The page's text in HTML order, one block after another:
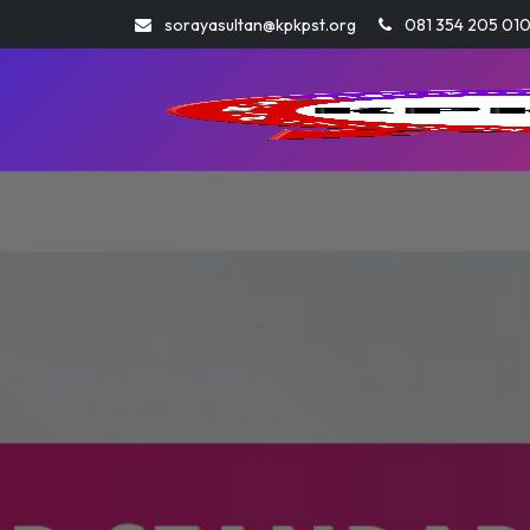
sorayasultan@kpkpst.org 081 354 205 010